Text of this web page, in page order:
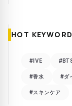
HOT
#IVE
#香水 #ダ
#スキンケア